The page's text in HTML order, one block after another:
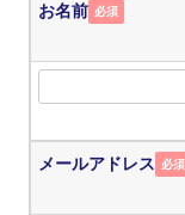
お名前 必須
メールアドレス 必須